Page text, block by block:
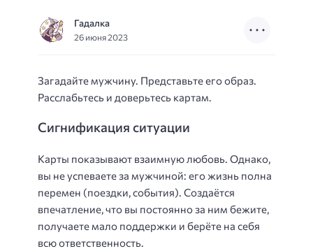
Гадалка
26 июня 2023
Загадайте мужчину. Представьте его образ.
Расслабьтесь и доверьтесь картам.
Сигнификация ситуации
Карты показывают взаимную любовь. Однако,
вы не успеваете за мужчиной: его жизнь полна
перемен (поездки, события). Создаётся
впечатление, что вы постоянно за ним бежите,
получаете мало поддержки и берёте на себя
всю ответственность.